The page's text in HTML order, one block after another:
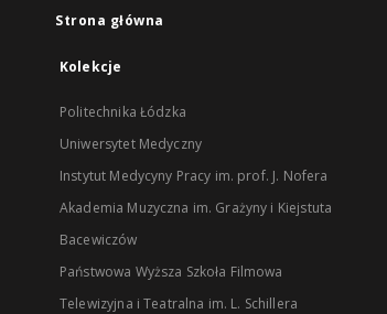
Strona główna
Kolekcje
Politechnika Łódzka
Uniwersytet Medyczny
Instytut Medycyny Pracy im. prof. J. Nofera
Akademia Muzyczna im. Grażyny i Kiejstuta
Bacewiczów
Państwowa Wyższa Szkoła Filmowa
Telewizyjna i Teatralna im. L. Schillera